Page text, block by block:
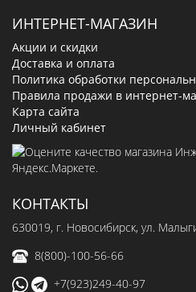
ИНТЕРНЕТ-МАГАЗИН
Акции и скидки
Доставка и оплата
Политика обработки
Правила продажи в интернет-
Карта сайта
Личный кабинет
КОНТАКТЫ
630019, г. Новосибирск, ул.
8(800)-100-56-66
+7(923)249-40-97